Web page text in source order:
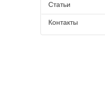
Статьи
Контакты